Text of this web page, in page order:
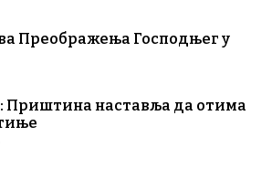
Преображења Господњег у
Приштина наставља да отима